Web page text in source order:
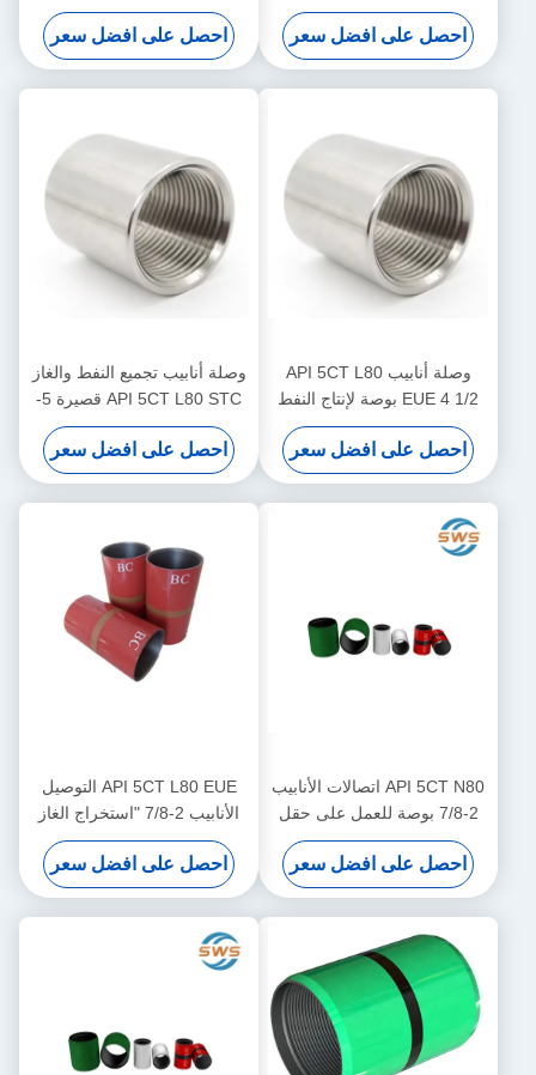
والأنابيب
احصل على افضل سعر
جمع الغاز الطبيعي في حقول
النفط
احصل على افضل سعر
وصلة أنابيب API 5CT L80
EUE 4 1/2 بوصة لإنتاج النفط
والغاز، أنابيب فولاذية غير
ملحومة، تستخدم لتوصيل أنابيب
إنتاج النفط والغاز متوسطة
العمق ونقل السوائل في قاع
احصل على افضل سعر
وصلة أنابيب تجميع النفط والغاز
API 5CT L80 STC قصيرة 5-
1/2 بوصة
احصل على افضل سعر
API 5CT N80 اتصالات الأنابيب
2-7/8 بوصة للعمل على حقل
النفط ، الصيانة واستبدال
الأنابيب
احصل على افضل سعر
API 5CT L80 EUE التوصيل
الأنابيب 2-7/8 "استخراج الغاز
النفطي التوصيل الأنابيب
الفولاذية السلسة، اعتمدت
لارتباط أنابيب إنتاج النفط والغاز
على عمق متوسط ونقل السائل
احصل على افضل سعر